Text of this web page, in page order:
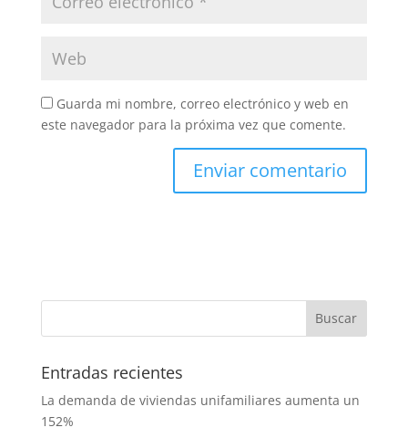
Guarda mi nombre, correo electrónico y web en
este navegador para la próxima vez que comente.
Entradas recientes
La demanda de viviendas unifamiliares aumenta un
152%